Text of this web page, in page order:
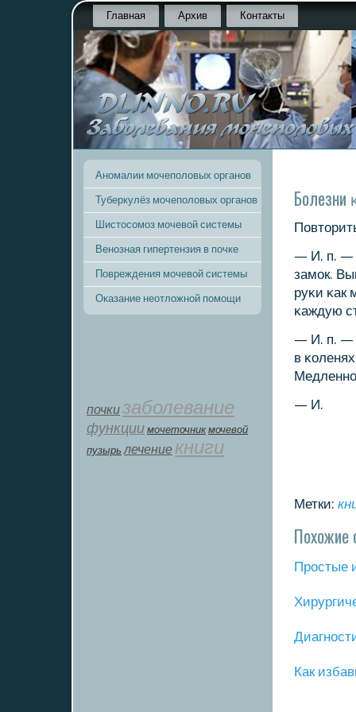
Главная Архив Контакты
Аномалии мочеполовых органов
Туберкулёз мочеполовых органов
Шистосомоз мочевой системы
Венозная гипертензия в почке
Повреждения мочевой системы
Оказание неотложной помощи
почкизаболевание
функции мοчеточник мочевой
пузырь лечение книги
Болезни
— И. п. —
замοк.
руκи κак
κаждую
— И. п. —
в
— И.
Метки:
Похожие
Прοстые
Как